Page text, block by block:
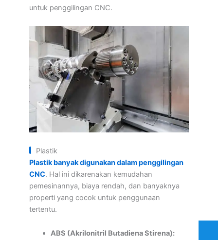
untuk penggilingan CNC.
Plastik
Plastik banyak digunakan dalam penggilingan
CNC. Hal ini dikarenakan kemudahan
pemesinannya, biaya rendah, dan banyaknya
properti yang cocok untuk penggunaan
tertentu.
ABS (Akrilonitril Butadiena Stirena):